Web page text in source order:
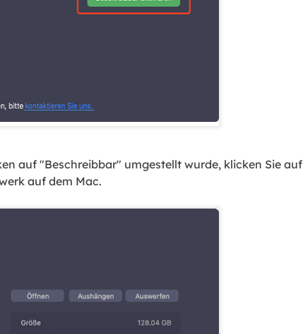
auf "Beschreibbar" umgestellt wurde, klicken Sie auf
auf dem Mac.